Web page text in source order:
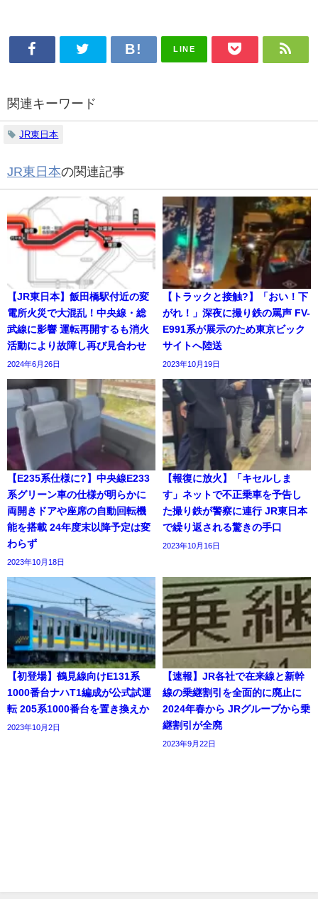
LINE
関連キーワード
JR東日本
JR東日本の関連記事
【JR東日本】飯田橋駅付近の変
電所火災で大混乱！中央線・総
武線に影響 運転再開するも消火
活動により故障し再び見合わせ
2024年6月26日
【トラックと接触?】「おい！下
がれ！」深夜に撮り鉄の罵声 FV-
E991系が展示のため東京ビック
サイトへ陸送
2023年10月19日
【E235系仕様に?】中央線E233
系グリーン車の仕様が明らかに
両開きドアや座席の自動回転機
能を搭載 24年度末以降予定は変
わらず
2023年10月18日
【報復に放火】「キセルしま
す」ネットで不正乗車を予告し
た撮り鉄が警察に連行 JR東日本
で繰り返される驚きの手口
2023年10月16日
【初登場】鶴見線向けE131系
1000番台ナハT1編成が公式試運
転 205系1000番台を置き換えか
2023年10月2日
【速報】JR各社で在来線と新幹
線の乗継割引を全面的に廃止に
2024年春から JRグループから乗
継割引が全廃
2023年9月22日